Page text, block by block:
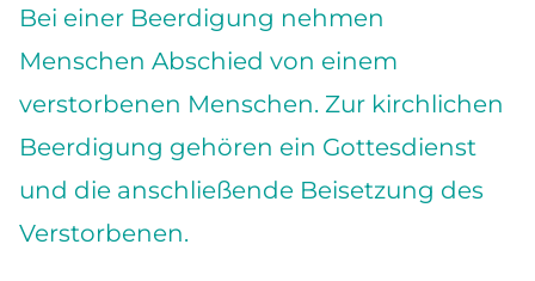
Bei einer Beerdigung nehmen
Menschen Abschied von einem
verstorbenen Menschen. Zur kirchlichen
Beerdigung gehören ein Gottesdienst
und die anschließende Beisetzung des
Verstorbenen.